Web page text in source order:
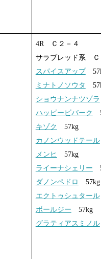
4R Ｃ２－４
サラブレッド系
スパイスアップ
ミナトノソウタ
ショウナンナツゾラ
ハッピービバーク
キゾク
57kg
カノンウッドテール
メンヒ
57kg
ライーナシェリー
ダノンペドロ
57kg
エクトゥシュタール
ボールジー 57kg
グラティアスミノル